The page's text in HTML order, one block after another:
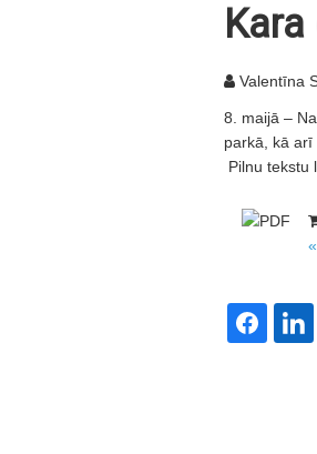
Valentīna
8. maijā –
parkā, kā arī
Pilnu tekstu